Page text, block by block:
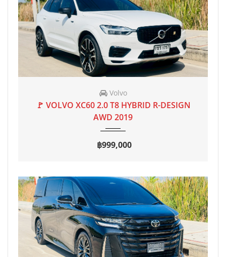
AT
Volvo
🚩 VOLVO XC60 2.0 T8 HYBRID R-DESIGN
AWD 2019
฿999,000